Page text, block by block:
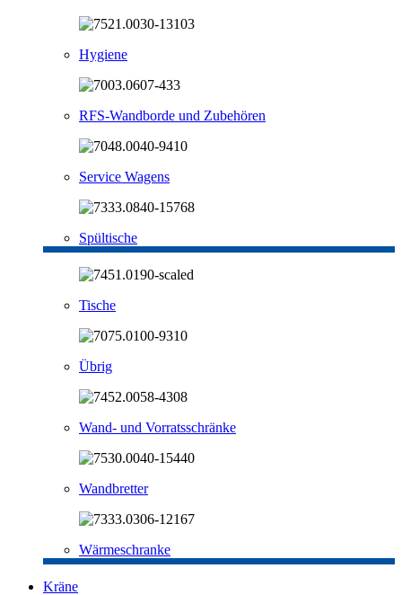
Hygiene
RFS-Wandborde und Zubehören
Service Wagens
Spültische
Tische
Übrig
Wand- und Vorratsschränke
Wandbretter
Wärmeschranke
Kräne